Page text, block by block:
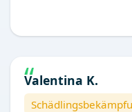
Valentina K.